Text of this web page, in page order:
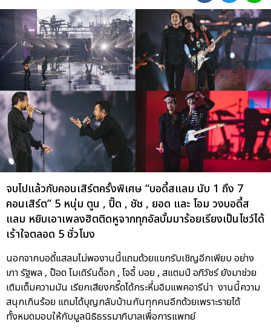
จบไปแล้วกับคอนเสิร์ตครั้งพิเศษ “บอดี้สแลม นับ 1 ถึง 7
คอนเสิร์ต” 5 หนุ่ม ตูน , ปิ๊ด , ชัช , ยอด และ โอม วงบอดี้ส
แลม หยิบเอาเพลงฮิตติดหูจากทุกอัลบั้มมาร้อยเรียงเป็นโชว์ได้
เร้าใจตลอด 5 ชั่วโมง
นอกจากบอดี้แสลมไม่พองานนี้แถมด้วยแขกรับเชิญอีกเพียบ อย่าง
เภา รัฐพล , ป๊อด โมเดิร์นด็อก , โจอี้ บอย , สแตมป์ อภิวัชร์ ยังมาช่วย
เติมเต็มความมัน เรียกเสียงกรี๊ดได้กระหึ่มอิมแพคอารีน่า งานนี้ความ
สนุกเกินร้อย แถมได้บุญกลับบ้านกันทุกคนอีกด้วยเพราะรายได้
ทั้งหมดมอบให้กับมูลนิธิธรรมาภิบาลเพื่อการแพทย์